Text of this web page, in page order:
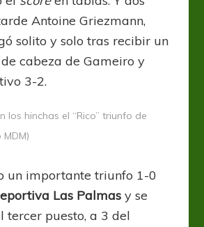
Antoine Griezmann,
solito y solo tras recibir un
cabeza de Gameiro y
3-2.
los hinchas el “Rico” triunfo de
un importante triunfo 1-0
Las Palmas y se
tercer puesto, a 3 del